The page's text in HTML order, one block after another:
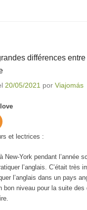
différences
20/05/2021 por Viajomás
et lectrices :
New-York pendant l’année
l’anglais. C’était très
l’anglais dans un pays
bon niveau pour la suite des